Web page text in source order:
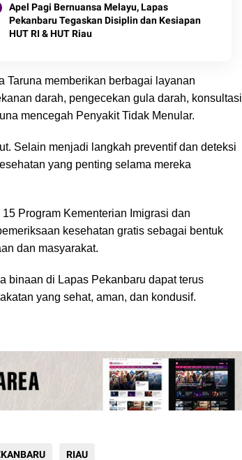
Apel Pagi Bernuansa Melayu, Lapas
Pekanbaru Tegaskan Disiplin dan Kesiapan
HUT RI & HUT Riau
Taruna memberikan berbagai layanan
darah, pengecekan gula darah, konsultasi
mencegah Penyakit Tidak Menular.
Selain menjadi langkah preventif dan deteksi
yang penting selama mereka
Program Kementerian Imigrasi dan
kesehatan gratis sebagai bentuk
dan masyarakat.
binaan di Lapas Pekanbaru dapat terus
yang sehat, aman, dan kondusif.
RIAU